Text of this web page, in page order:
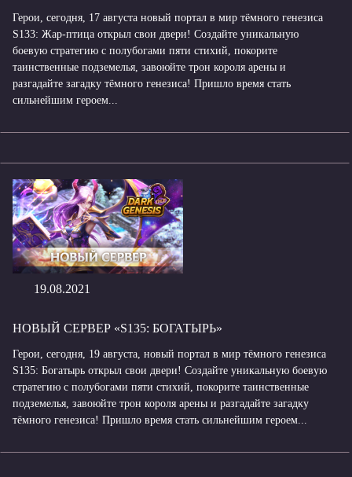
Герои, сегодня, 17 августа новый портал в мир тёмного генезиса
S133: Жар-птица открыл свои двери! Создайте уникальную
боевую стратегию с полубогами пяти стихий, покорите
таинственные подземелья, завоюйте трон короля арены и
разгадайте загадку тёмного генезиса! Пришло время стать
сильнейшим героем...
19.08.2021
НОВЫЙ СЕРВЕР «S135: БОГАТЫРЬ»
Герои, сегодня, 19 августа, новый портал в мир тёмного генезиса
S135: Богатырь открыл свои двери! Создайте уникальную боевую
стратегию с полубогами пяти стихий, покорите таинственные
подземелья, завоюйте трон короля арены и разгадайте загадку
тёмного генезиса! Пришло время стать сильнейшим героем...